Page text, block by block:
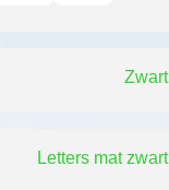
Zwart
Letters mat zwart